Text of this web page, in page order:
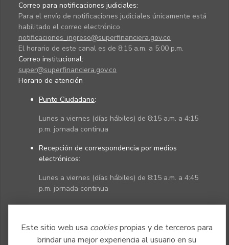
Este sitio web usa cookiespropias y de terceros para
brindar una mejor experiencia al usuario en su
Correo para notificaciones judiciales:
Para el envío de notificaciones judiciales únicamente está
habilitado el correo electrónico
notificaciones_ingreso@superfinanciera.gov.co
El horario de este canal es de 8:15 a.m. a 5:00 p.m.
Correo institucional:
super@superfinanciera.gov.co
Horario de atención
Punto Ciudadano:
Lunes a viernes (días hábiles) de 8:15 a.m. a 4:15
p.m. jornada continua
Recepción de correspondencia por medios
electrónicos:
Lunes a viernes (días hábiles) de 8:15 a.m. a 4:45
p.m. jornada continua